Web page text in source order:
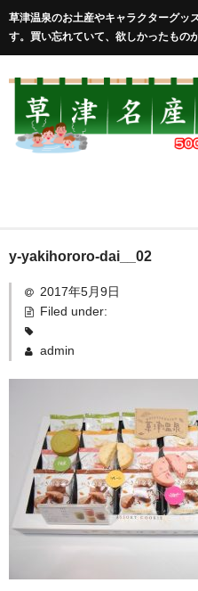
草津温泉のお土産やキャラクターグッ
す。買い忘れていて、欲しかったもの
HOME
在庫処分セール
全取扱商品
新商品
MONDE SELECTION
ご当地シリーズ
y-yakihororo-dai__02
2017年5月9日
Filed under:
admin